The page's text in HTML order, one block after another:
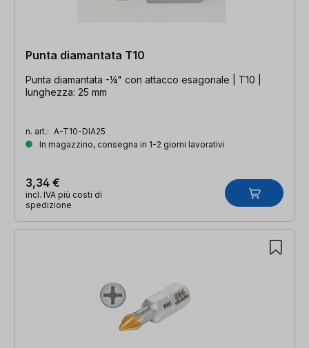
Punta diamantata T10
Punta diamantata -¼" con attacco esagonale | T10 |
lunghezza: 25 mm
n. art.: A-T10-DIA25
In magazzino, consegna in 1-2 giorni lavorativi
3,34 €
incl. IVA più costi di
spedizione